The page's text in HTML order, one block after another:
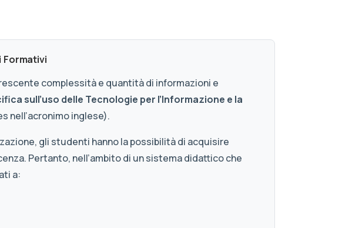
complessità e quantità di informazioni e
sull’uso delle Tecnologie per l’Informazione e la
nell’acronimo inglese).
gli studenti hanno la possibilità di acquisire
Pertanto, nell’ambito di un sistema didattico che
a: